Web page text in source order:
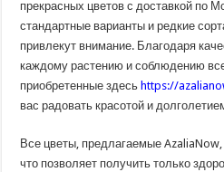
прекрасных цветов с доставкой по
стандартные варианты и редкие
привлекут внимание. Благодаря
каждому растению и соблюдению
приобретенные здесь https://
вас радовать красотой и
Все цветы, предлагаемые
что позволяет получить только